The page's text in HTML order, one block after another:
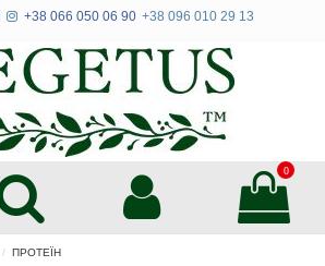
+38 066 050 06 90 +38 096 010 29 13
0
ПРОТЕЇН